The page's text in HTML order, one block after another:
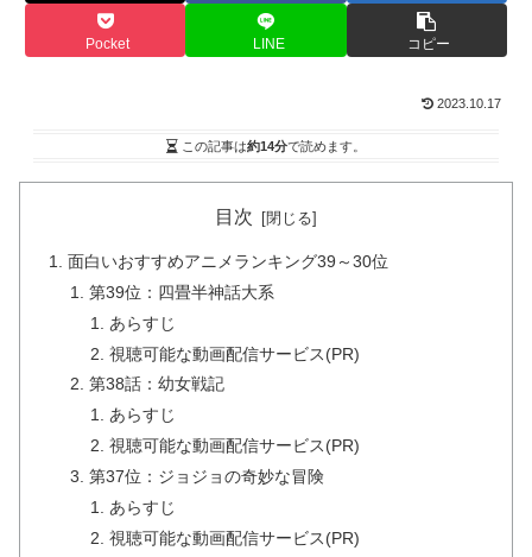
Pocket LINE コピー
2023.10.17
この記事は約14分で読めます。
目次
面白いおすすめアニメランキング39～30位
第39位：四畳半神話大系
あらすじ
視聴可能な動画配信サービス(PR)
第38話：幼女戦記
あらすじ
視聴可能な動画配信サービス(PR)
第37位：ジョジョの奇妙な冒険
あらすじ
視聴可能な動画配信サービス(PR)